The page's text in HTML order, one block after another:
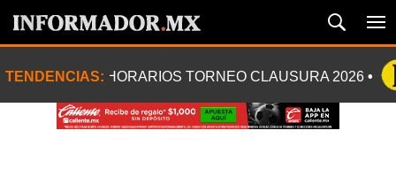
TENDENCIAS: HORARIOS TORNEO CLAUSURA 2026